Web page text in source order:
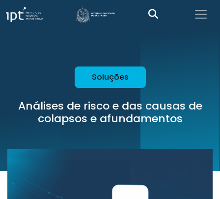
Soluções
Análises de risco e das causas de
colapsos e afundamentos